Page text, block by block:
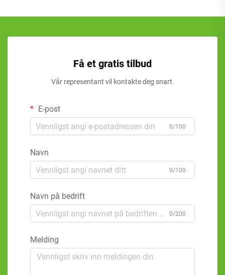
Få et gratis tilbud
Vår representant vil kontakte deg snart.
E-post
0/100
Navn
0/100
Navn på bedrift
0/200
Melding